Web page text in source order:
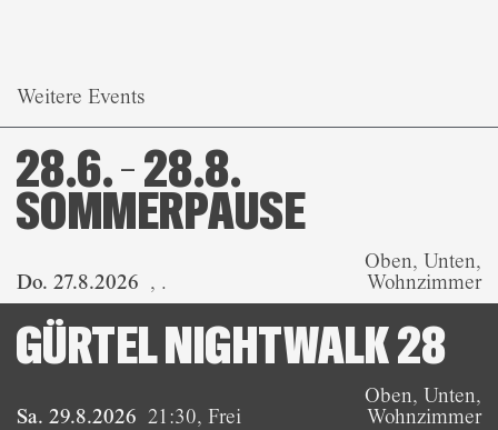
Weitere Events
Do. 27.8.2026 , .
28.6. – 28.8.
SOMMERPAUSE
Oben, Unten,
Wohnzimmer
Sa. 29.8.2026 21:30,Frei
GÜRTEL NIGHTWALK 28
Oben, Unten,
Wohnzimmer